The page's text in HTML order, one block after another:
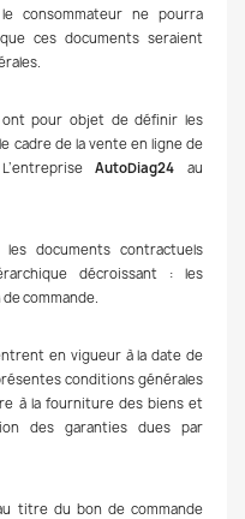
consommateur ne pourra
ces documents seraient
ont pour objet de définir les
cadre de la vente en ligne de
AutoDiag24 au
documents contractuels
décroissant : les
commande.
en vigueur à la date de
conditions générales
à la fourniture des biens et
des garanties dues par
titre du bon de commande